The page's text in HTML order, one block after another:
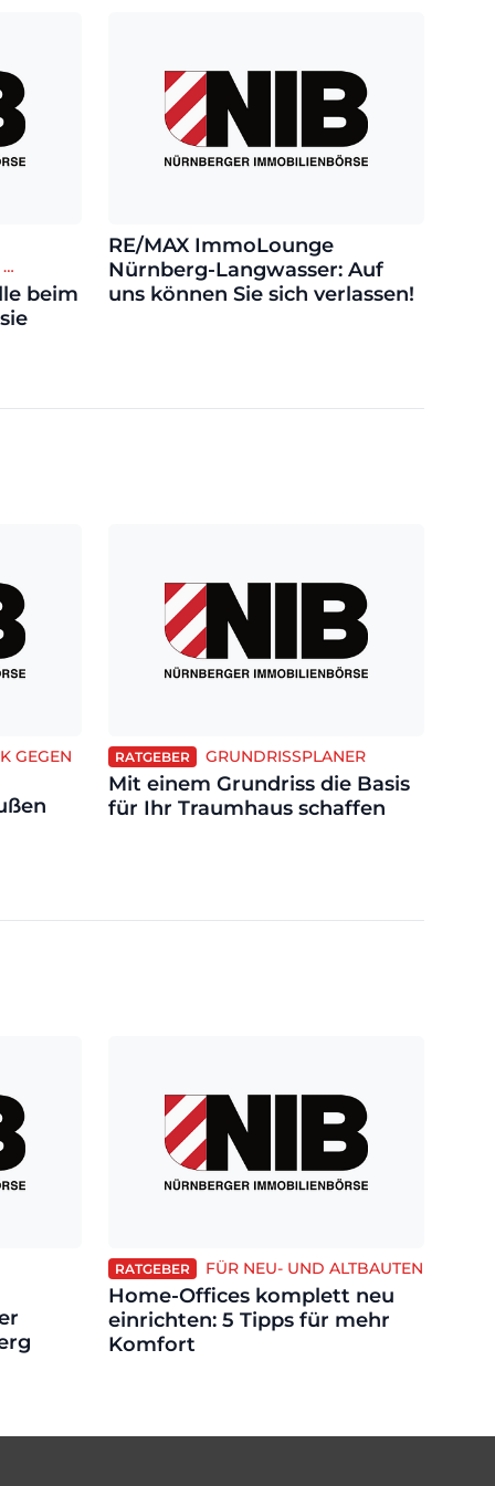
…
beim
RE/MAX ImmoLounge
Nürnberg-Langwasser: Auf
uns können Sie sich verlassen!
GEGEN RATGEBER GRUNDRISSPLANER
Mit einem Grundriss die Basis
für Ihr Traumhaus schaffen
RATGEBER FÜR NEU- UND ALTBAUTEN
Home-Offices komplett neu
einrichten: 5 Tipps für mehr
Komfort